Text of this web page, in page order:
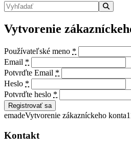
Vytvorenie
Používateľské meno *
Email *
Potvrďte Email *
Heslo *
Potvrďte heslo *
Registrovať sa
emadeVytvorenie zákazníckeho konta
Kontakt